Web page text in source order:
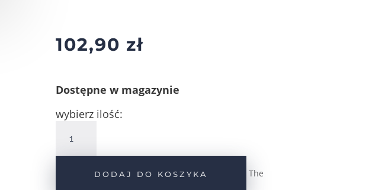
102,90 zł
Dostępne w magazynie
wybierz ilość:
Srebrny
naszyjnik
DODAJ DO KOSZYKA The